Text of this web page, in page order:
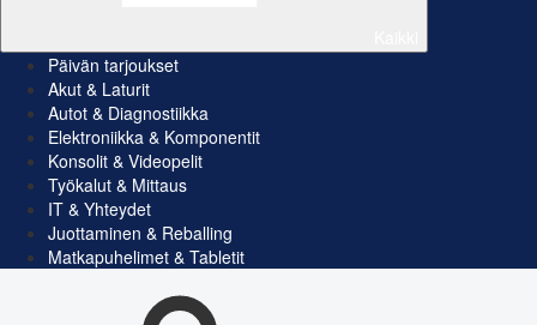
Päivän tarjoukset
Akut & Laturit
Autot & Diagnostiikka
Elektroniikka & Komponentit
Konsolit & Videopelit
Työkalut & Mittaus
IT & Yhteydet
Juottaminen & Reballing
Matkapuhelimet & Tabletit